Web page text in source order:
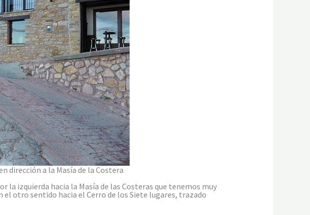
dirección a la Masía de la Costera
izquierda hacia la Masía de las Costeras que tenemos muy
otro sentido hacia el Cerro de los Siete lugares, trazado